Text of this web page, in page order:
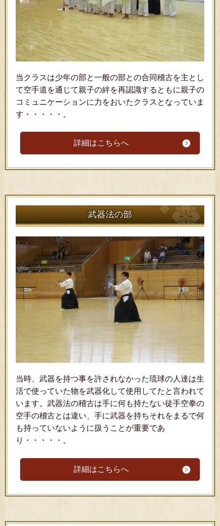
当クラスは少年の部と一般の部との合同稽古を主とし
て空手道を通じて親子の絆を再認識するともに親子の
コミュニケーションに力をおいたクラスとなっていま
す・・・・・。
詳細はこちらへ
武器法の部
当時、武器を持つ事を許されなかった琉球の人達は生
活で使っていた物を武器化して使用してたと言われて
います。 武器法の稽古は手に何も持たない徒手空拳の
空手の稽古とは違い、手に武器を持ちそれをまるで何
も持っていないように扱うことが重要であ
り・・・・・。
詳細はこちらへ